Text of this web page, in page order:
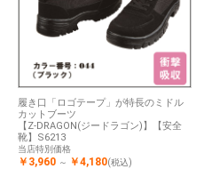
履き口「ロゴテープ」が特長のミドル
カットブーツ
【Z-DRAGON(ジードラゴン)】【安全
靴】S6213
当店特別価格
￥3,960 ～ ￥4,180(税込)